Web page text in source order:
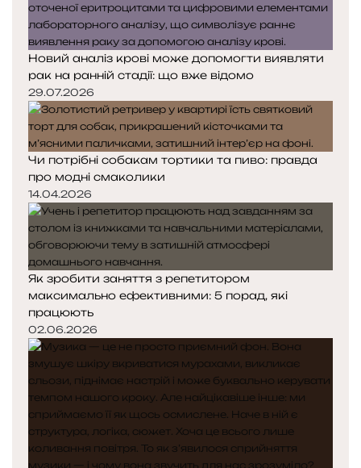
Новий аналіз крові може допомогти виявляти
рак на ранній стадії: що вже відомо
29.07.2026
Чи потрібні собакам тортики та пиво: правда
про модні смаколики
14.04.2026
Як зробити заняття з репетитором
максимально ефективними: 5 порад, які
працюють
02.06.2026